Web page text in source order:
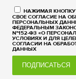
НАЖИМАЯ КНОПКУ
СВОЕ СОГЛАСИЕ НА
ПЕРСОНАЛЬНЫХ
ФЕДЕРАЛЬНЫМ
№152-ФЗ «О
УСЛОВИЯХ И ДЛЯ
СОГЛАСИИ НА
ДАННЫХ
ПОДПИСАТЬСЯ